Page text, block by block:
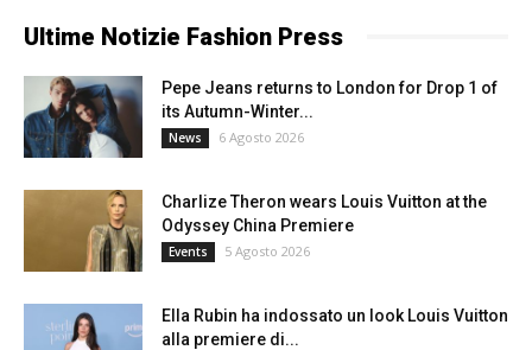
Ultime Notizie Fashion Press
Pepe Jeans returns to London for Drop 1 of
its Autumn-Winter...
News 6 Agosto 2026
Charlize Theron wears Louis Vuitton at the
Odyssey China Premiere
Events 5 Agosto 2026
Ella Rubin ha indossato un look Louis Vuitton
alla premiere di...